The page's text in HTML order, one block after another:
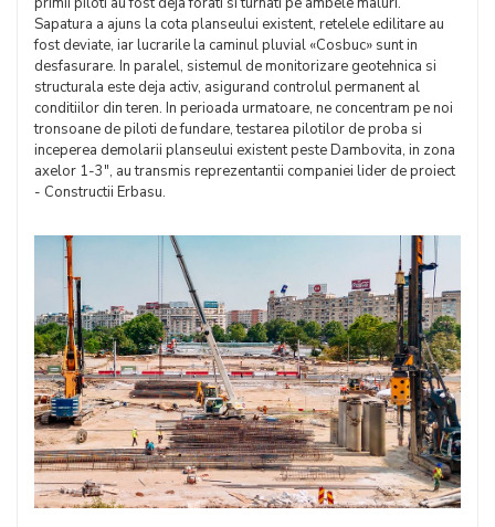
Sapatura a ajuns la cota planseului existent, retelele edilitare au
fost deviate, iar lucrarile la caminul pluvial «Cosbuc» sunt in
desfasurare. In paralel, sistemul de monitorizare geotehnica si
structurala este deja activ, asigurand controlul permanent al
conditiilor din teren. In perioada urmatoare, ne concentram pe noi
tronsoane de piloti de fundare, testarea pilotilor de proba si
inceperea demolarii planseului existent peste Dambovita, in zona
axelor 1-3", au transmis reprezentantii companiei lider de proiect
- Constructii Erbasu.